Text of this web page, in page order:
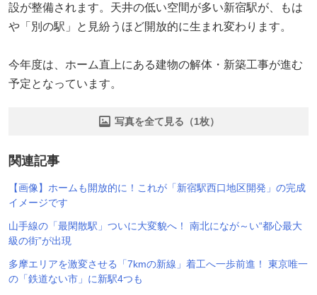
設が整備されます。天井の低い空間が多い新宿駅が、もは
や「別の駅」と見紛うほど開放的に生まれ変わります。
今年度は、ホーム直上にある建物の解体・新築工事が進む
予定となっています。
写真を全て見る（1枚）
関連記事
【画像】ホームも開放的に！これが「新宿駅西口地区開発」の完成
イメージです
山手線の「最閑散駅」ついに大変貌へ！ 南北になが～い“都心最大
級の街”が出現
多摩エリアを激変させる「7kmの新線」着工へ一歩前進！ 東京唯一
の「鉄道ない市」に新駅4つも